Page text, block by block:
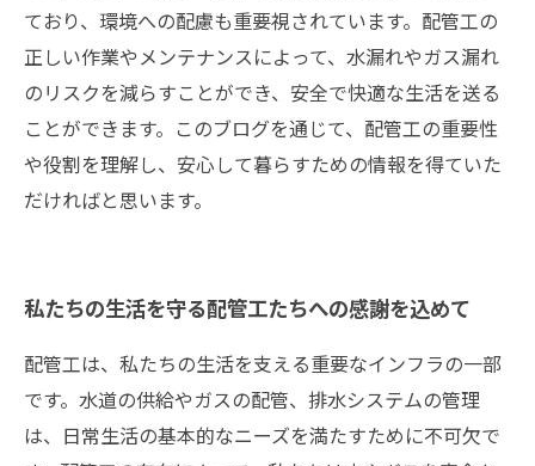
ており、環境への配慮も重要視されています。配管工の
正しい作業やメンテナンスによって、水漏れやガス漏れ
のリスクを減らすことができ、安全で快適な生活を送る
ことができます。このブログを通じて、配管工の重要性
や役割を理解し、安心して暮らすための情報を得ていた
だければと思います。
私たちの生活を守る配管工たちへの感謝を込めて
配管工は、私たちの生活を支える重要なインフラの一部
です。水道の供給やガスの配管、排水システムの管理
は、日常生活の基本的なニーズを満たすために不可欠で